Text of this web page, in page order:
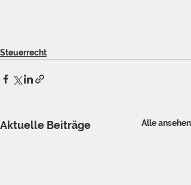
Steuerrecht
Aktuelle Beiträge Alle ansehen